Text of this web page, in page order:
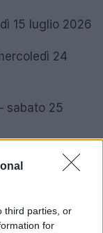
third parties, or
for
15 luglio 2026
24
sabato 25
2026
24 giugno